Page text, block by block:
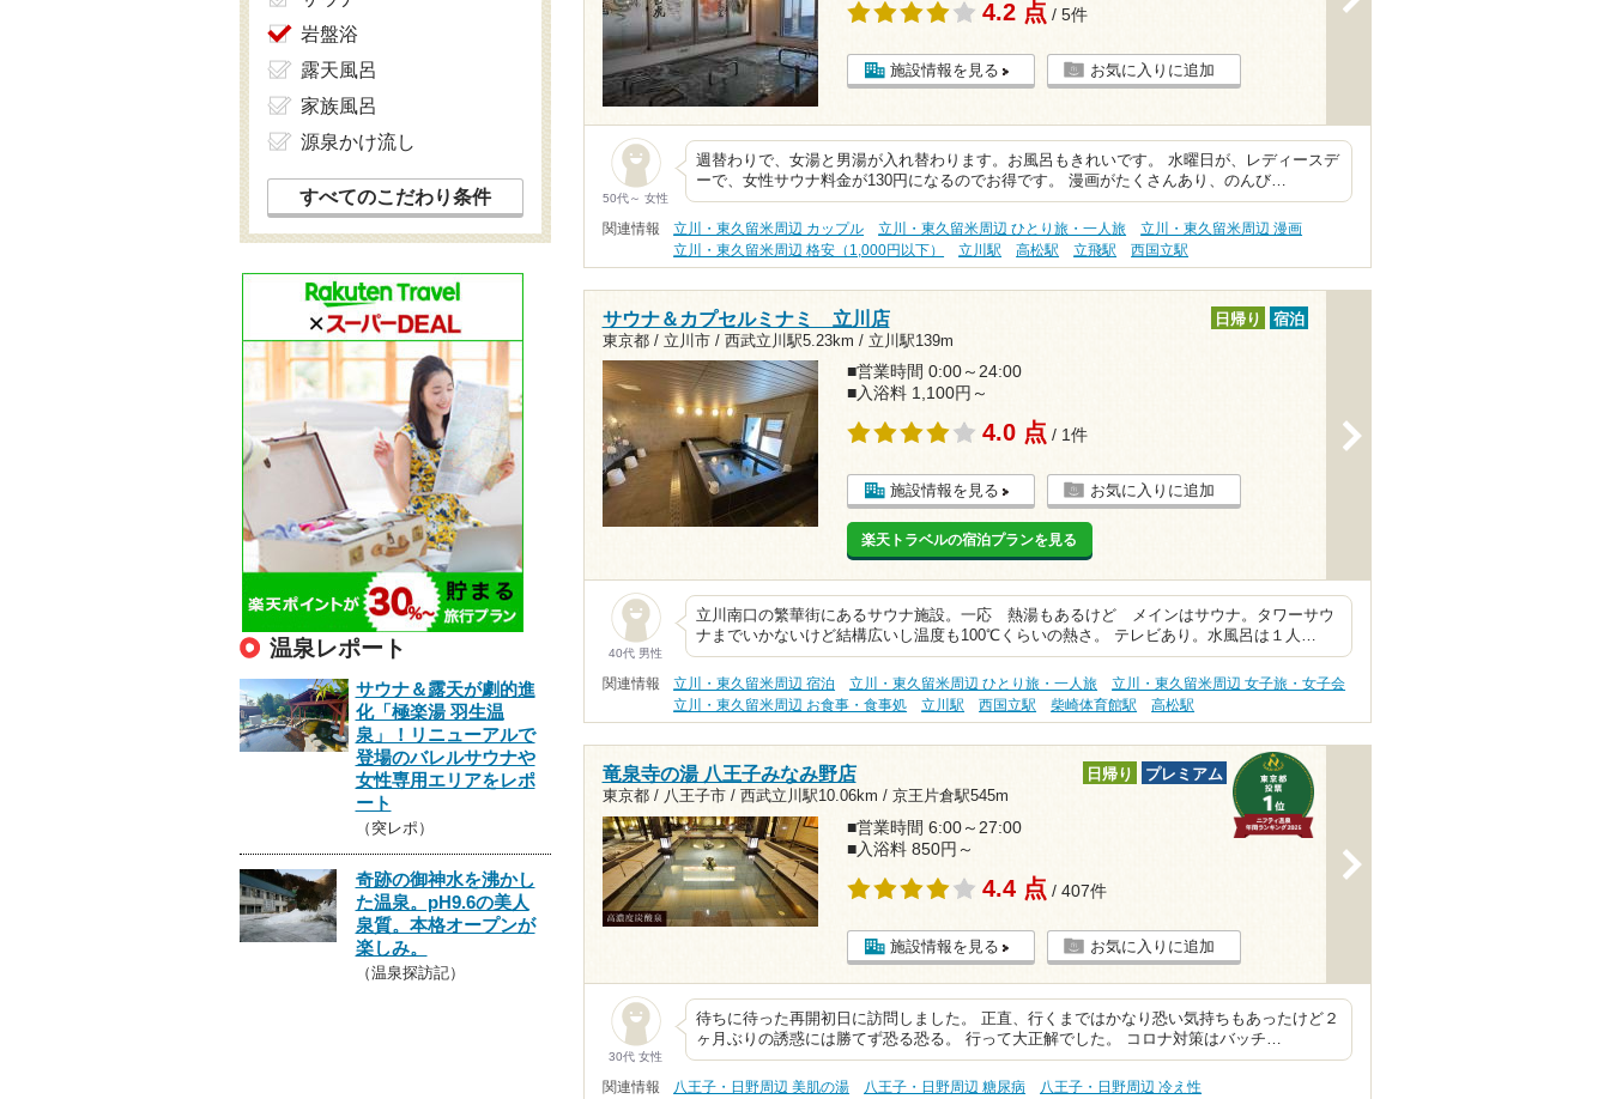
4.2 点 / 5件
施設情報を見る お気に入りに追加
50代～ 女性
週替わりで、女湯と男湯が入れ替わります。お風呂もきれいです。 水曜日が、レディースデ
ーで、女性サウナ料金が130円になるのでお得です。 漫画がたくさんあり、のんび…
関連情報 立川・東久留米周辺 カップル 立川・東久留米周辺 ひとり旅・一人旅
立川・東久留米周辺 漫画
立川・東久留米周辺 格安（1,000円以下）
立川駅 高松駅 立飛駅 西国立駅
サウナ＆カプセルミナミ 立川店
東京都 / 立川市 / 西武立川駅5.23km / 立川駅139m
日帰り 宿泊
■営業時間 0:00～24:00
■入浴料 1,100円～
4.0 点 / 1件
施設情報を見る お気に入りに追加
楽天トラベルの宿泊プランを見る
40代 男性
立川南口の繁華街にあるサウナ施設。一応 熱湯もあるけど メインはサウナ。タワーサウ
ナまでいかないけど結構広いし温度も100℃くらいの熱さ。 テレビあり。水風呂は１人…
関連情報 立川・東久留米周辺 宿泊 立川・東久留米周辺 ひとり旅・一人旅
立川・東久留米周辺 女子旅・女子会
立川・東久留米周辺 お食事・食事処
立川駅 西国立駅 柴崎体育館駅 高松駅
竜泉寺の湯 八王子みなみ野店
東京都 / 八王子市 / 西武立川駅10.06km / 京王片倉駅545m
日帰り プレミアム
■営業時間 6:00～27:00
■入浴料 850円～
4.4 点 / 407件
施設情報を見る お気に入りに追加
30代 女性
待ちに待った再開初日に訪問しました。 正直、行くまではかなり恐い気持ちもあったけど２
ヶ月ぶりの誘惑には勝てず恐る恐る。 行って大正解でした。 コロナ対策はバッチ…
関連情報 八王子・日野周辺 美肌の湯 八王子・日野周辺 糖尿病
八王子・日野周辺 冷え性
岩盤浴
露天風呂
家族風呂
源泉かけ流し
すべてのこだわり条件
温泉レポート
サウナ＆露天が劇的進
化「極楽湯 羽生温
泉」！リニューアルで
登場のバレルサウナや
女性専用エリアをレポ
ート
（突レポ）
奇跡の御神水を沸かし
た温泉。pH9.6の美人
泉質。本格オープンが
楽しみ。
（温泉探訪記）